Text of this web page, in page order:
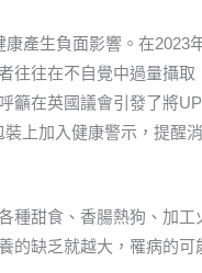
產生負面影響。在
往往在不自覺中過量攝
籲在英國議會引發了將
上加入健康警示，提醒
種甜食、香腸熱狗、加
的缺乏就越大，罹病的可